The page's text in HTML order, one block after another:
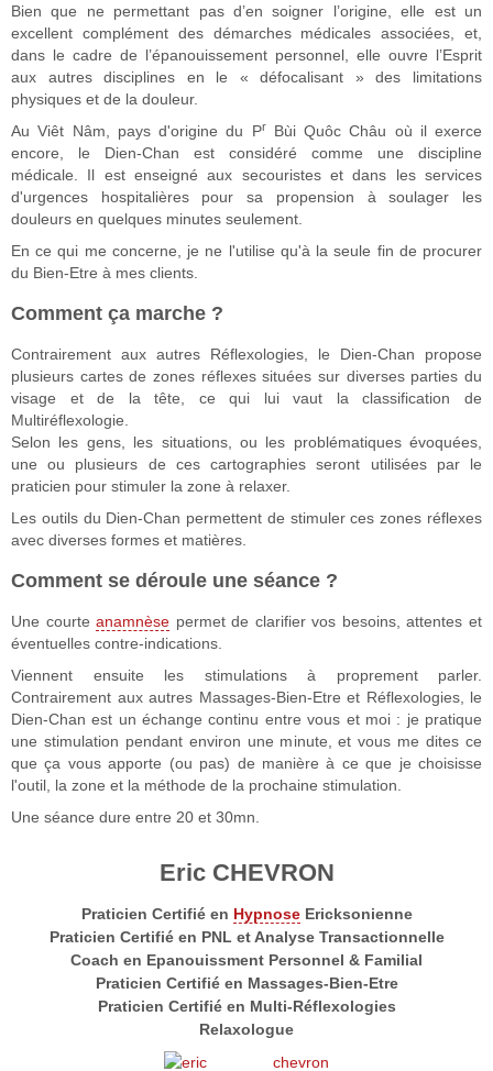
Bien que ne permettant pas d’en soigner l’origine, elle est un
excellent complément des démarches médicales associées, et,
dans le cadre de l’épanouissement personnel, elle ouvre l’Esprit
aux autres disciplines en le « défocalisant » des limitations
physiques et de la douleur.
Au Viêt Nâm, pays d'origine du PrBùi Quôc Châu où il exerce
encore, le Dien-Chan est considéré comme une discipline
médicale. Il est enseigné aux secouristes et dans les services
d'urgences hospitalières pour sa propension à soulager les
douleurs en quelques minutes seulement.
En ce qui me concerne, je ne l'utilise qu'à la seule fin de procurer
du Bien-Etre à mes clients.
Comment ça marche ?
Contrairement aux autres Réflexologies, le Dien-Chan propose
plusieurs cartes de zones réflexes situées sur diverses parties du
visage et de la tête, ce qui lui vaut la classification de
Multiréflexologie.
Selon les gens, les situations, ou les problématiques évoquées,
une ou plusieurs de ces cartographies seront utilisées par le
praticien pour stimuler la zone à relaxer.
Les outils du Dien-Chan permettent de stimuler ces zones réflexes
avec diverses formes et matières.
Comment se déroule une séance ?
Une courteanamnèse permet de clarifier vos besoins, attentes et
éventuelles contre-indications.
Viennent ensuite les stimulations à proprement parler.
Contrairement aux autres Massages-Bien-Etre et Réflexologies, le
Dien-Chan est un échange continu entre vous et moi : je pratique
une stimulation pendant environ une minute, et vous me dites ce
que ça vous apporte (ou pas) de manière à ce que je choisisse
l'outil, la zone et la méthode de la prochaine stimulation.
Une séance dure entre 20 et 30mn.
Eric CHEVRON
Praticien Certifié en HypnoseEricksonienne
Praticien Certifié en PNL et Analyse Transactionnelle
Coach en Epanouissment Personnel & Familial
Praticien Certifié en Massages-Bien-Etre
Praticien Certifié en Multi-Réflexologies
Relaxologue